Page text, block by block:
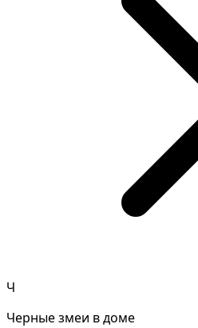
Ч
Черные змеи в доме